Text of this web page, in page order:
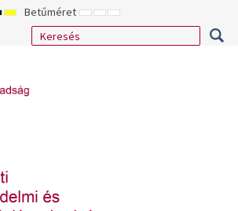
KONTRASZTÚ
NAGY
KONTRASZTÚ
SÁRGA
FEKETE
Betűméret KISEBB
BETŰTÍPUS
ALAPÉRTELMEZETT
BETŰMÉRET
NAGYOBB
BETŰMÉRET